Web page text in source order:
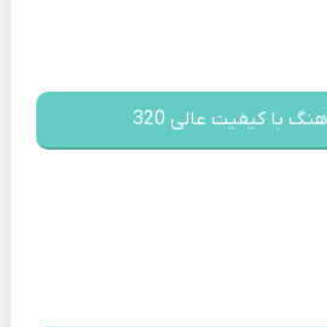
با کیفیت عالی 320